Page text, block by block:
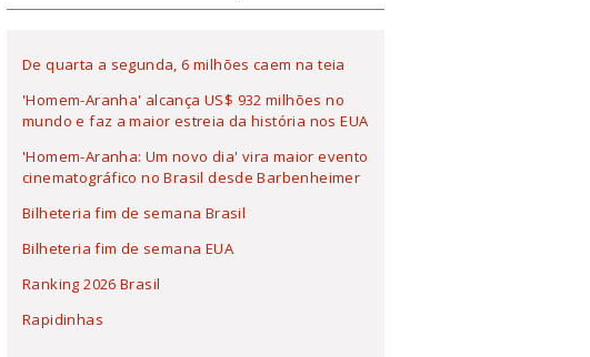
De quarta a segunda, 6 milhões caem na teia
'Homem-Aranha' alcança US$ 932 milhões no
mundo e faz a maior estreia da história nos EUA
'Homem-Aranha: Um novo dia' vira maior evento
cinematográfico no Brasil desde Barbenheimer
Bilheteria fim de semana Brasil
Bilheteria fim de semana EUA
Ranking 2026 Brasil
Rapidinhas